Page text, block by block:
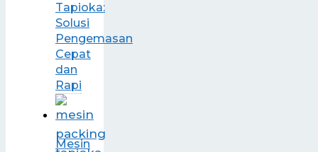
Tapioka:
Solusi
Pengemasan
Cepat
dan
Rapi
Mesin